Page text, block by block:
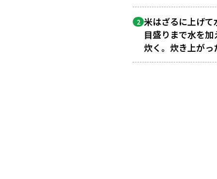
2 米はざるに上げ
目盛りまで水を
炊く。炊き上が